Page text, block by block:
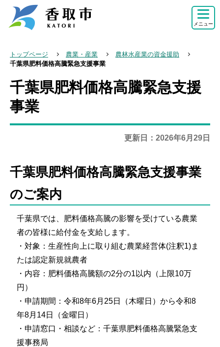
メニュー
トップページ 農業・産業
農林水産業の資金援助
千葉県肥料価格高騰緊急支援事業
本
文
こ
こ
千葉県肥料価格高騰緊急支援
事業
更新日：2026年6月29日
千葉県肥料価格高騰緊急支援事業
のご案内
千葉県では、肥料価格高騰の影響を受けている農業
者の皆様に給付金を支給します。
・対象：生産性向上に取り組む農業経営体(注釈1)ま
たは認定新規就農者
・内容：肥料価格高騰額の2分の1以内（上限10万
円）
・申請期間：令和8年6月25日（木曜日）から令和8
年8月14日（金曜日）
・申請窓口・相談など：千葉県肥料価格高騰緊急支
援事務局